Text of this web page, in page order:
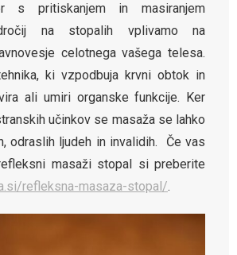
s pritiskanjem in masiranjem
na stopalih vplivamo na
celotnega vašega telesa.
ki vzpodbuja krvni obtok in
ali umiri organske funkcije. Ker
učinkov se masaža se lahko
odraslih ljudeh in invalidih. Če vas
masaži stopal si preberite
refleksna-masaza-stopal/.